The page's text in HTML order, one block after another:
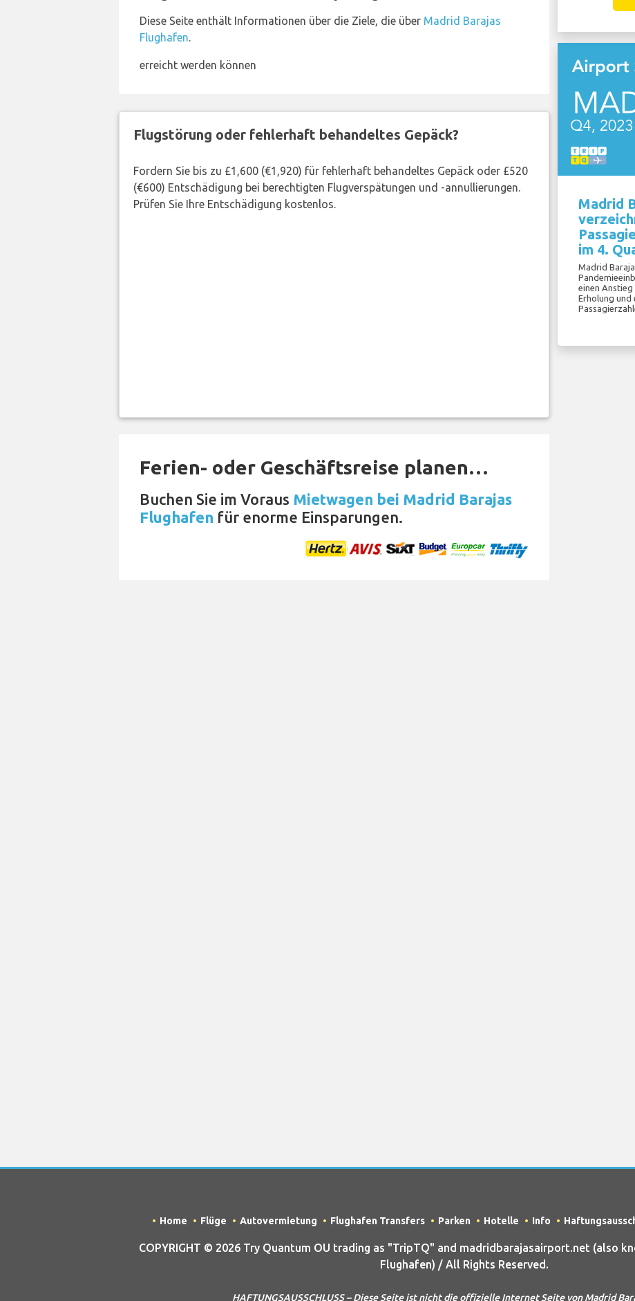
Diese Seite enthält Informationen über die Ziele, die über Madrid Barajas
Flughafen.
erreicht werden können
Flugstörung oder fehlerhaft behandeltes Gepäck?
Fordern Sie bis zu £1,600 (€1,920) für fehlerhaft behandeltes Gepäck oder £520
(€600) Entschädigung bei berechtigten Flugverspätungen und -annullierungen.
Prüfen Sie Ihre Entschädigung kostenlos.
Ferien- oder Geschäftsreise planen…
Buchen Sie im Voraus Mietwagen bei Madrid Barajas
Flughafen für enorme Einsparungen.
Madrid
im 4.
Madrid
einen Anstieg
Erholung und
Home Flüge Autovermietung Flughafen Transfers Parken Hotelle Info
COPYRIGHT © 2026 Try Quantum OU trading as "TripTQ" and madridbarajasairport.net (also
Flughafen) / All Rights Reserved.
HAFTUNGSAUSSCHLUSS – Diese Seite ist nicht die offizielle Internet Seite von Madrid